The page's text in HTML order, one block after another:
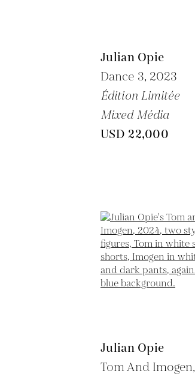
Julian Opie
Dance 3, 2023
Édition Limitée
Mixed Média
USD 22,000
Julian Opie
Tom And Imogen,